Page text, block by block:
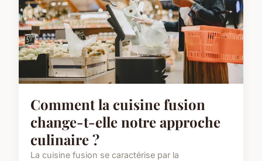
Comment la cuisine fusion
change-t-elle notre approche
culinaire ?
La cuisine fusion se caractérise par la